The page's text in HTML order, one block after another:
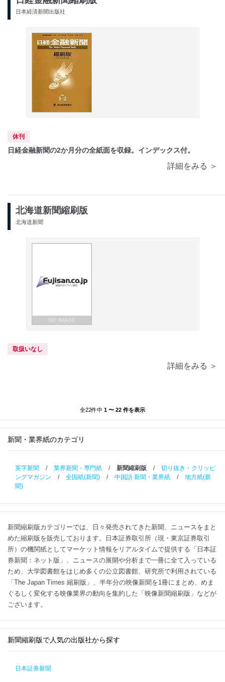
日本経済新聞出版社
休刊
日経金融新聞の2か月分の全紙面を収録。インデックス付。
詳細をみる ＞
北海道新聞縮刷版
北海道新聞
取扱いなし
詳細をみる ＞
全22件中 1 〜 22 件を表示
新聞・業界紙のカテゴリ
英字新聞 / 業界新聞・専門紙 / 新聞縮刷版 /
切り抜き・クリッピ
ングマガジン
/ 全国紙(新聞) / 中国語 新聞・業界紙 /
地方紙(新
聞)
新聞縮刷版カテゴリーでは、日々発売されてきた新聞、ニュースをまと
めた縮刷版を販売しております。日本証券取引所（現・東京証券取引
所）の機関紙としてマーケット情報をリアルタイムで提供する「日本証
券新聞：ネット版」、ニュースの展開や分析まで一冊に全て入っている
ため、大学図書館をはじめ多くの公立図書館、研究所で利用されている
「The Japan Times 縮刷版」、半年分の映像新聞を1冊にまとめ、めま
ぐるしく変化する映像業界の動向を集約した「映像新聞縮刷版」などが
ございます。
新聞縮刷版で人気の出版社から探す
日本証券新聞